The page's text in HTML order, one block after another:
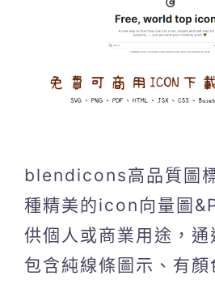
blendicons高品質圖
種精美的icon向量圖
供個人或商業用途，通
包含純線條圖示、有